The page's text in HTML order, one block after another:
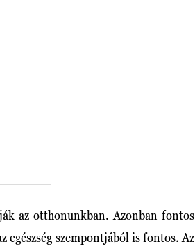
az otthonunkban. Azonban fontos
egészség szempontjából is fontos. Az